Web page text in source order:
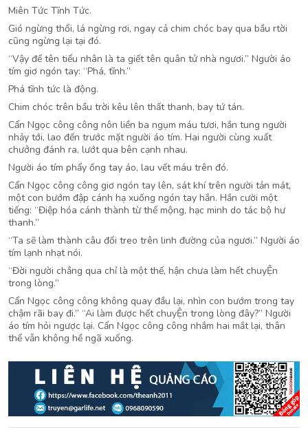
Miên Tức Tĩnh Tức.
Gió ngừng thổi, lá ngừng rơi, ngay cả chim chóc bay qua bầu rtời
cũng ngừng lại tại đó.
“Vậy để tên tiểu nhân là ta giết tên quân tử nhà ngươi.” Người áo
tím giơ ngón tay: “Phá, tĩnh.”
Phá tĩnh tức là động.
Chim chóc trên bầu trời kêu lên thất thanh, bay tứ tán.
Cẩn Ngọc công công nôn liền ba ngụm máu tươi, hắn tung người
nhảy tới, lao đến trước mặt người áo tím. Hai người cùng xuất
chưởng đánh ra, lướt qua bên cạnh nhau.
Người áo tím phẩy ống tay áo, lau vết máu trên đó.
Cẩn Ngọc công công giơ ngón tay lên, sát khí trên người tản mát,
một con bướm đập cánh hạ xuống ngón tay hắn. Hắn cười một
tiếng: “Điệp hóa cánh thành từ thế mộng, hạc minh do tác bộ hư
thanh.”
“Ta sẽ làm thành câu đối treo trên linh đường của ngươi.” Người áo
tím lạnh nhạt nói.
“Đời người chẳng qua chỉ là một thế, hận chưa làm hết chuyỆn
trong lòng.”
Cẩn Ngọc công công không quay đầu lại, nhìn con bướm trong tay
chậm rãi bay đi.” “Ai làm được hết chuyỆn trong lòng đây?” Người
áo tím hỏi ngược lại. Cẩn Ngọc công công nhắm hai mắt lại, thân
thể vẫn không hề ngã xuống.